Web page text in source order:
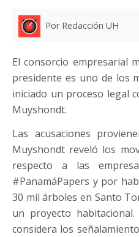
Por Redacción UH
El consorcio empresarial
presidente es uno de los
iniciado un proceso legal
Muyshondt.
Las acusaciones
Muyshondt reveló los
respecto a las
#PanamáPapers y por
30 mil árboles en Santo
un proyecto
considera los